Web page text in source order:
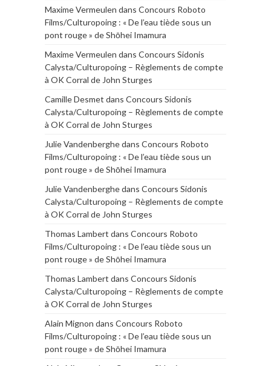
Maxime Vermeulen dans Concours Roboto
Films/Culturopoing : « De l’eau tiède sous un
pont rouge » de Shōhei Imamura
Maxime Vermeulen dans Concours Sidonis
Calysta/Culturopoing – Règlements de compte
à OK Corral de John Sturges
Camille Desmet dans Concours Sidonis
Calysta/Culturopoing – Règlements de compte
à OK Corral de John Sturges
Julie Vandenberghedans Concours Roboto
Films/Culturopoing : « De l’eau tiède sous un
pont rouge » de Shōhei Imamura
Julie Vandenberghedans Concours Sidonis
Calysta/Culturopoing – Règlements de compte
à OK Corral de John Sturges
Thomas Lambert dans Concours Roboto
Films/Culturopoing : « De l’eau tiède sous un
pont rouge » de Shōhei Imamura
Thomas Lambert dans Concours Sidonis
Calysta/Culturopoing – Règlements de compte
à OK Corral de John Sturges
Alain Mignon dans Concours Roboto
Films/Culturopoing : « De l’eau tiède sous un
pont rouge » de Shōhei Imamura